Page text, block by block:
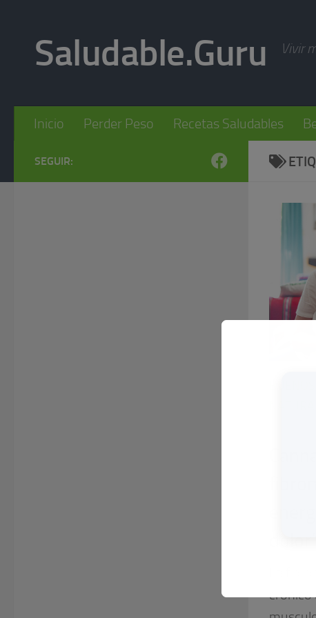
Saludable.Guru Vivir
Inicio Perder Peso Recetas Saludables
crónico
SEGUIR: